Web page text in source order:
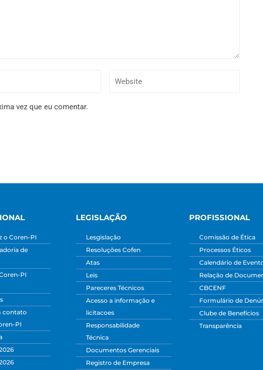
vez que eu comentar.
o Coren-PI
de
PI
contato
PI
LEGISLAÇÃO
Lesgislação
Resoluções Cofen
Atas
Leis
Pareceres Técnicos
Acesso a informação e
licitacoes
Responsabilidade
Técnica
Documentos Gerenciais
Registro de Empresa
PROFISSIONAL
Comissão de Ética
Processos Éticos
Calendário de
Relação de
CBCENF
Formulário de
Clube de Benefícios
Transparência